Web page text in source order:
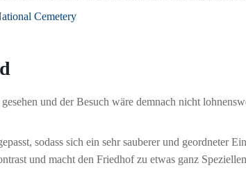
und der Besuch wäre demnach nicht
sodass sich ein sehr sauberer und
und macht den Friedhof zu etwas ganz